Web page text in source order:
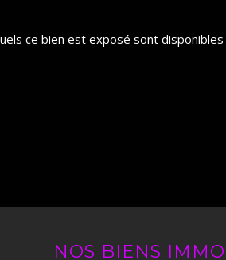
ce bien est exposé sont
NOS BIENS